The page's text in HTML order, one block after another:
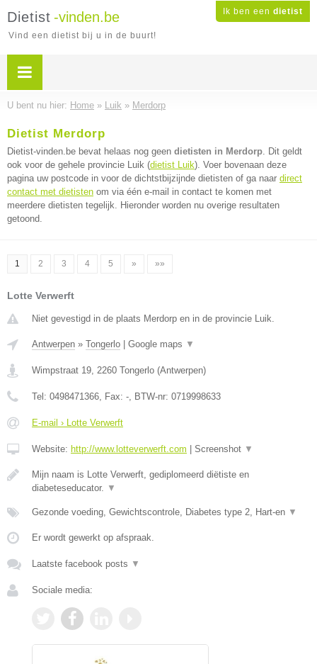
Ik ben een dietist
Dietist -vinden.be
Vind een dietist bij u in de buurt!
U bent nu hier: Home » Luik » Merdorp
Dietist Merdorp
Dietist-vinden.be bevat helaas nog geen dietisten in Merdorp. Dit geldt
ook voor de gehele provincie Luik (dietist Luik). Voer bovenaan deze
pagina uw postcode in voor de dichtstbijzijnde dietisten of ga naar direct
contact met dietisten om via één e-mail in contact te komen met
meerdere dietisten tegelijk. Hieronder worden nu overige resultaten
getoond.
1 2 3 4 5 » »»
Lotte Verwerft
Niet gevestigd in de plaats Merdorp en in de provincie Luik.
Antwerpen » Tongerlo Google maps ▼
Wimpstraat 19, 2260 Tongerlo (Antwerpen)
Tel: 0498471366, Fax: -, BTW-nr: 0719998633
E-mail › Lotte Verwerft
Website: http://www.lotteverwerft.com Screenshot ▼
Mijn naam is Lotte Verwerft, gediplomeerd diëtiste en
diabeteseducator. ▼
Gezonde voeding, Gewichtscontrole, Diabetes type 2, Hart-en ▼
Er wordt gewerkt op afspraak.
Laatste facebook posts ▼
Sociale media: